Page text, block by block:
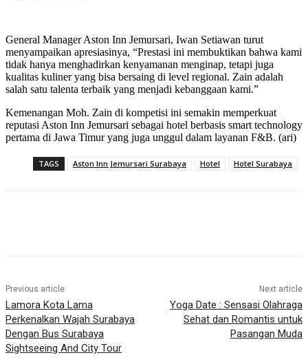
General Manager Aston Inn Jemursari, Iwan Setiawan turut
menyampaikan apresiasinya, “Prestasi ini membuktikan bahwa kami
tidak hanya menghadirkan kenyamanan menginap, tetapi juga
kualitas kuliner yang bisa bersaing di level regional. Zain adalah
salah satu talenta terbaik yang menjadi kebanggaan kami.”
Kemenangan Moh. Zain di kompetisi ini semakin memperkuat
reputasi Aston Inn Jemursari sebagai hotel berbasis smart technology
pertama di Jawa Timur yang juga unggul dalam layanan F&B. (ari)
TAGS Aston Inn Jemursari Surabaya Hotel Hotel Surabaya
Previous article
Lamora Kota Lama
Perkenalkan Wajah Surabaya
Dengan Bus Surabaya
Sightseeing And City Tour
Next article
Yoga Date : Sensasi Olahraga
Sehat dan Romantis untuk
Pasangan Muda